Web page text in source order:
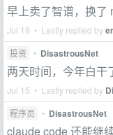
早上卖了智谱，换了
Jul 19 • Lastly replied by
投资 • DisastrousNet
两天时间，今年白干
Jul 15 • Lastly replied by
程序员 • DisastrousNet
claude code 还能继